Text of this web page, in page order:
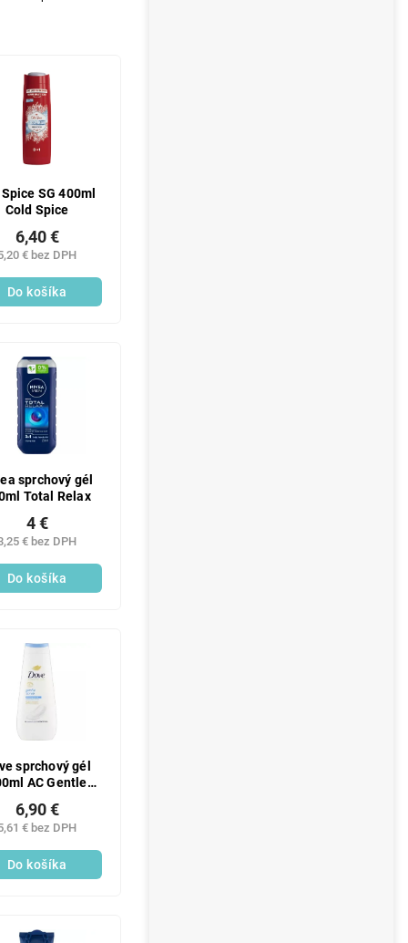
SG 400ml
Cold Spice
€ bez DPH
6,40 €
Do košíka
sprchový gél
Total Relax
€ bez DPH
4 €
Do košíka
sprchový gél
AC Gentle
€ bez DPH
6,90 €
Do košíka